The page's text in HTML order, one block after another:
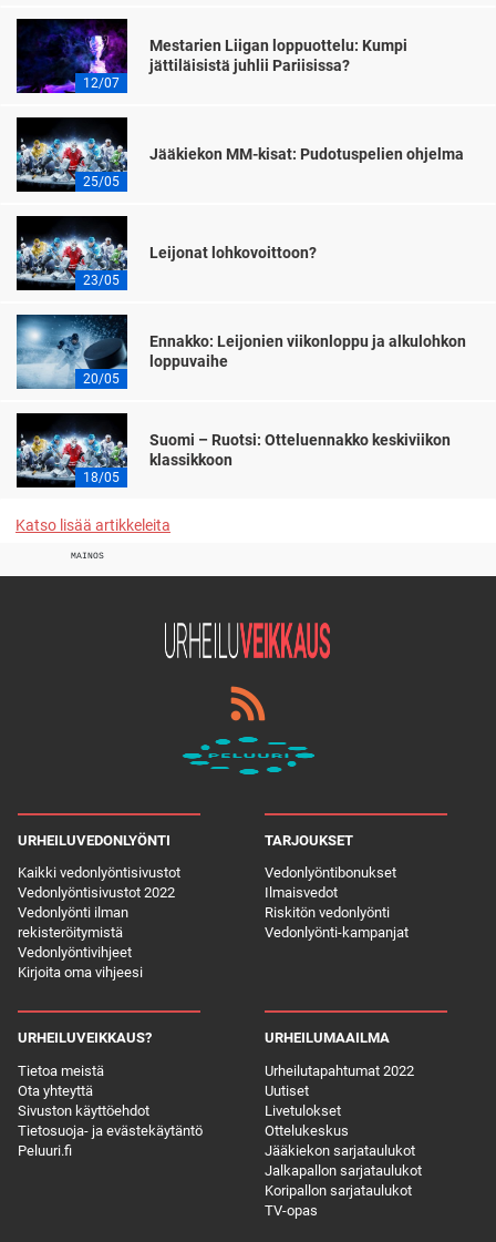
12/07
Mestarien Liigan loppuottelu: Kumpi
jättiläisistä juhlii Pariisissa?
25/05
Jääkiekon MM-kisat: Pudotuspelien ohjelma
23/05
Leijonat lohkovoittoon?
20/05
Ennakko: Leijonien viikonloppu ja alkulohkon
loppuvaihe
18/05
Suomi – Ruotsi: Otteluennakko keskiviikon
klassikkoon
Katso lisää artikkeleita
MAINOS
URHEILUVEDONLYÖNTI
Kaikki vedonlyöntisivustot
Vedonlyöntisivustot 2022
Vedonlyönti ilman
rekisteröitymistä
Vedonlyöntivihjeet
Kirjoita oma vihjeesi
TARJOUKSET
Vedonlyöntibonukset
Ilmaisvedot
Riskitön vedonlyönti
Vedonlyönti-kampanjat
URHEILUVEIKKAUS?
Tietoa meistä
Ota yhteyttä
Sivuston käyttöehdot
Tietosuoja- ja evästekäytäntö
Peluuri.fi
URHEILUMAAILMA
Urheilutapahtumat 2022
Uutiset
Livetulokset
Ottelukeskus
Jääkiekon sarjataulukot
Jalkapallon sarjataulukot
Koripallon sarjataulukot
TV-opas